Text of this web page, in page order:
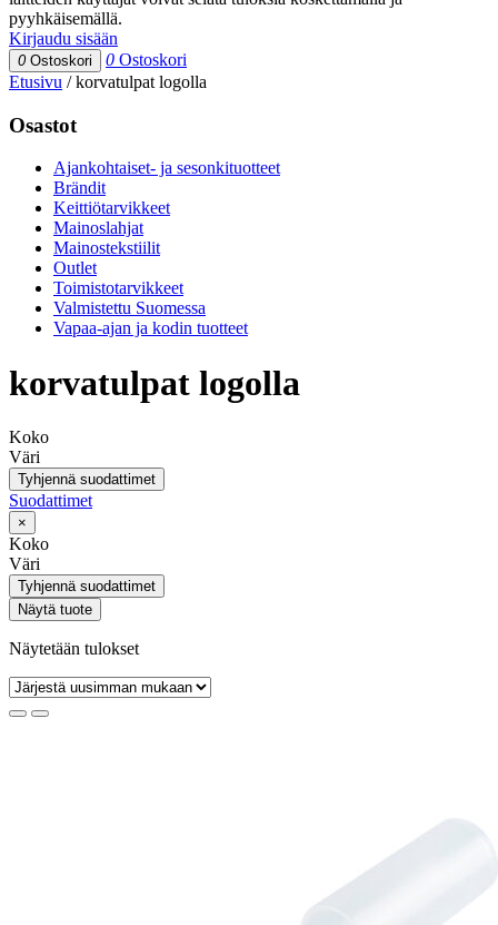
pyyhkäisemällä.
Kirjaudu sisään
0 Ostoskori 0 Ostoskori
Etusivu /korvatulpat logolla
Osastot
Ajankohtaiset- ja sesonkituotteet
Brändit
Keittiötarvikkeet
Mainoslahjat
Mainostekstiilit
Outlet
Toimistotarvikkeet
Valmistettu Suomessa
Vapaa-ajan ja kodin tuotteet
korvatulpat logolla
Koko
Väri
Tyhjennä suodattimet
Suodattimet
×
Koko
Väri
Tyhjennä suodattimet
Näytä tuote
Näytetään tulokset